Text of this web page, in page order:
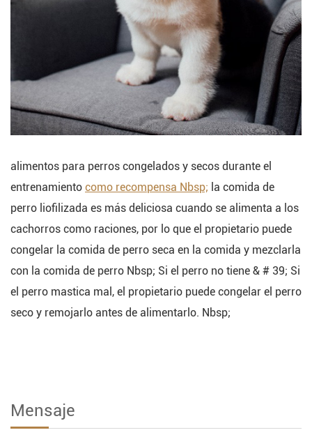
alimentos para perros congelados y secos durante el
entrenamiento como recompensa Nbsp; la comida de
perro liofilizada es más deliciosa cuando se alimenta a los
cachorros como raciones, por lo que el propietario puede
congelar la comida de perro seca en la comida y mezclarla
con la comida de perro Nbsp; Si el perro no tiene & # 39; Si
el perro mastica mal, el propietario puede congelar el perro
seco y remojarlo antes de alimentarlo. Nbsp;
Mensaje